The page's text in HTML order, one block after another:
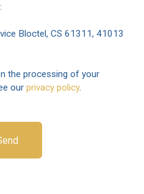
Bloctel, CS 61311, 41013
the processing of your
our privacy policy.